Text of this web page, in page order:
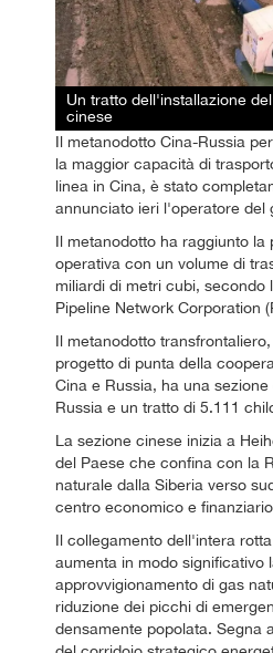
Un tratto dell'installazione
cinese
Il metanodotto Cina-Russia
la maggior capacità di
linea in Cina, è stato
annunciato ieri l'operatore del
Il metanodotto ha raggiunto la
operativa con un volume di
miliardi di metri cubi, secondo
Pipeline Network Corporation
Il metanodotto
progetto di punta della
Cina e Russia, ha una
Russia e un tratto di 5.111
La sezione cinese inizia a
del Paese che confina con la
naturale dalla Siberia verso
centro economico e
Il collegamento dell'intera
aumenta in modo significativo
approvvigionamento di gas
riduzione dei picchi di
densamente popolata. Segna